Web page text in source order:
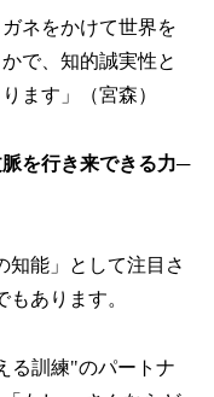
ネをかけて世界を
で、知的誠実性と
ます」（宮森）
を行き来できる力─
知能」として注目さ
あります。
る訓練"のパートナ